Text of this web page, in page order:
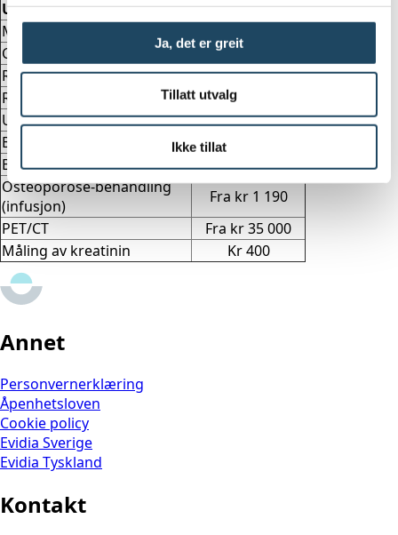
Ja, det er greit
Tillatt utvalg
Ikke tillat
Undersøkelse
Pris
MR
CT
Fra kr 3 050
Røntgen
Fra kr 1 950
Røntgen Thorax-attest
Kr 2 800
Ultralyd
Fra kr 2 600
Brystdiagnostikk
Fra kr 1 950
Bentetthetsmåling (BMA)
Fra kr 1 950
Osteoporose-behandling
(infusjon)
Fra kr 1 190
PET/CT
Fra kr 35 000
Måling av kreatinin
Kr 400
Annet
Personvernerklæring
Åpenhetsloven
Cookie policy
Evidia Sverige
Evidia Tyskland
Kontakt